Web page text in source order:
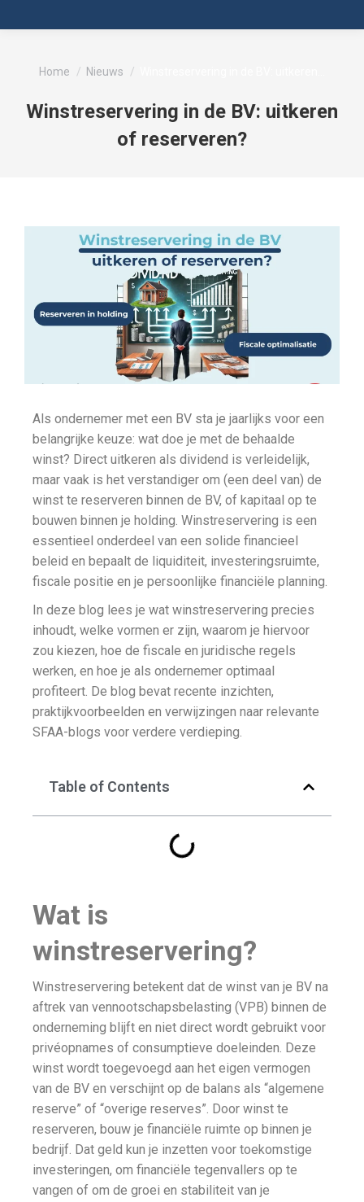
Winstreservering in de BV: uitkeren
of reserveren?
Je bent hier:
Home Nieuws
Als ondernemer met een BV sta je jaarlijks voor een
belangrijke keuze: wat doe je met de behaalde
winst? Direct uitkeren als dividend is verleidelijk,
maar vaak is het verstandiger om (een deel van) de
winst te reserveren binnen de BV, of kapitaal op te
bouwen binnen je holding. Winstreservering is een
essentieel onderdeel van een solide financieel
beleid en bepaalt de liquiditeit, investeringsruimte,
fiscale positie en je persoonlijke financiële planning.
In deze blog lees je wat winstreservering precies
inhoudt, welke vormen er zijn, waarom je hiervoor
zou kiezen, hoe de fiscale en juridische regels
werken, en hoe je als ondernemer optimaal
profiteert. De blog bevat recente inzichten,
praktijkvoorbeelden en verwijzingen naar relevante
SFAA-blogs voor verdere verdieping.
Table of Contents
Wat is
winstreservering?
Winstreservering betekent dat de winst van je BV na
aftrek van vennootschapsbelasting (VPB) binnen de
onderneming blijft en niet direct wordt gebruikt voor
privéopnames of consumptieve doeleinden. Deze
winst wordt toegevoegd aan het eigen vermogen
van de BV en verschijnt op de balans als “algemene
reserve” of “overige reserves”. Door winst te
reserveren, bouw je financiële ruimte op binnen je
bedrijf. Dat geld kun je inzetten voor toekomstige
investeringen, om financiële tegenvallers op te
vangen of om de groei en stabiliteit van je